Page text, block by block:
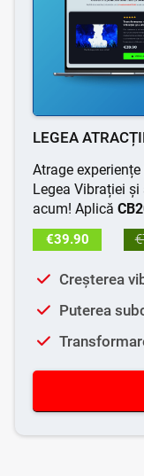
LEGEA
Atrage
Legea Vibrației
acum! Aplică
€39.90
Creșterea
Puterea